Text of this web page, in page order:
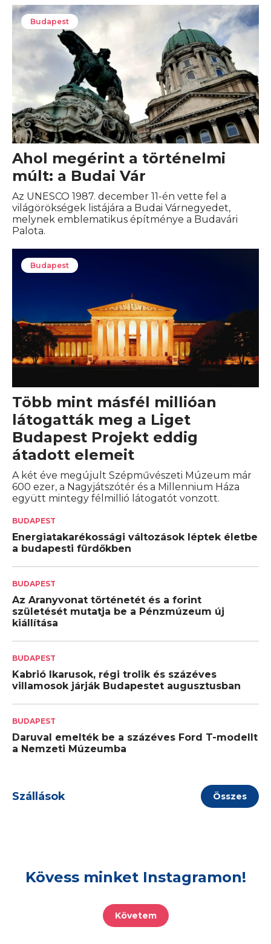
Budapest
Ahol megérint a történelmi
múlt: a Budai Vár
Az UNESCO 1987. december 11-én vette fel a
világörökségek listájára a Budai Várnegyedet,
melynek emblematikus építménye a Budavári
Palota.
Budapest
Több mint másfél millióan
látogatták meg a Liget
Budapest Projekt eddig
átadott elemeit
A két éve megújult Szépművészeti Múzeum már
600 ezer, a Nagyjátszótér és a Millennium Háza
együtt mintegy félmillió látogatót vonzott.
BUDAPEST
Energiatakarékossági változások léptek életbe
a budapesti fürdőkben
BUDAPEST
Az Aranyvonat történetét és a forint
születését mutatja be a Pénzmúzeum új
kiállítása
BUDAPEST
Kabrió Ikarusok, régi trolik és százéves
villamosok járják Budapestet augusztusban
BUDAPEST
Daruval emelték be a százéves Ford T-modellt
a Nemzeti Múzeumba
Szállások Összes
Kövess minket Instagramon!
Követem